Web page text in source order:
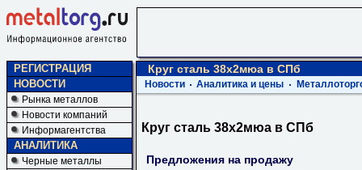
РЕГИСТРАЦИЯ
НОВОСТИ
Рынка металлов
Новости компаний
Информагентства
АНАЛИТИКА
Черные металлы
Круг сталь 38х2мюа в СПб
Новости Аналитика и цены
Круг сталь 38х2мюа в СПб
Предложения на продажу